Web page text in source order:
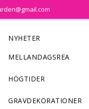
NYHETER
MELLANDAGSREA
HÖGTIDER
GRAVDEKORATIONER